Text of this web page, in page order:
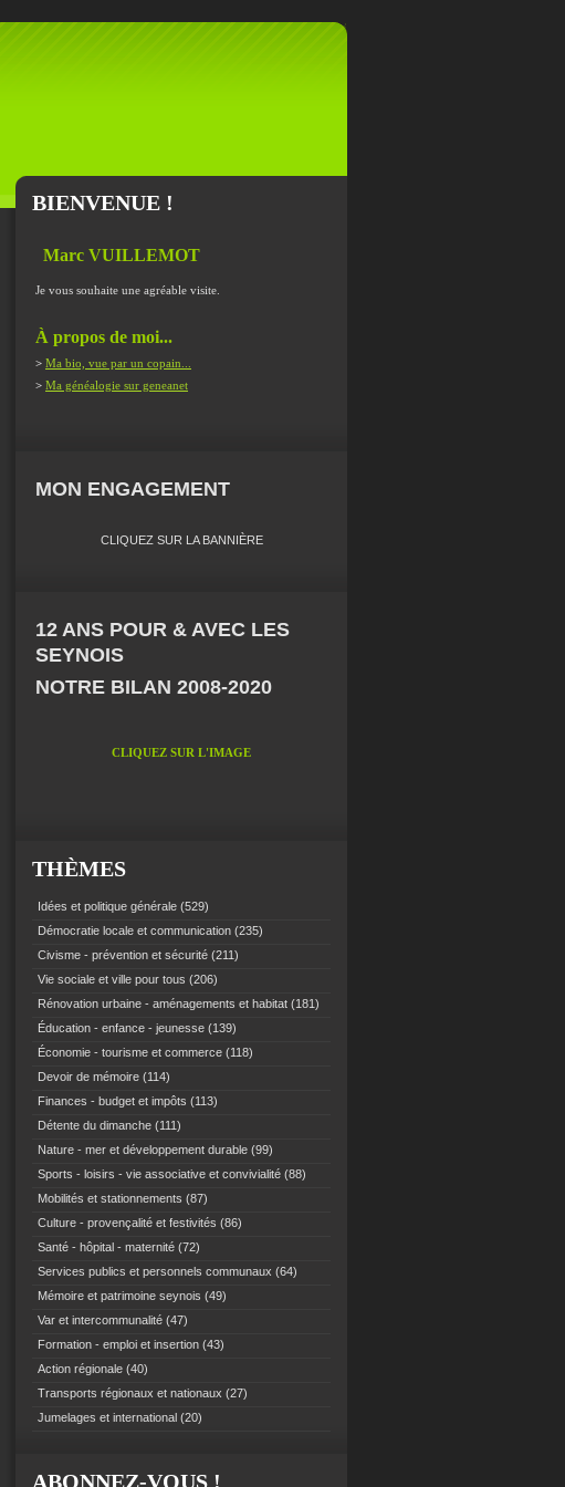
BIENVENUE !
Marc VUILLEMOT
Je vous souhaite une agréable visite.
À propos de moi...
> Ma bio, vue par un copain...
> Ma généalogie sur geneanet
MON ENGAGEMENT
CLIQUEZ SUR LA BANNIÈRE
12 ANS POUR & AVEC LES
SEYNOIS
NOTRE BILAN 2008-2020
CLIQUEZ SUR L'IMAGE
THÈMES
Idées et politique générale (529)
Démocratie locale et communication (235)
Civisme - prévention et sécurité (211)
Vie sociale et ville pour tous (206)
Rénovation urbaine - aménagements et habitat (181)
Éducation - enfance - jeunesse (139)
Économie - tourisme et commerce (118)
Devoir de mémoire (114)
Finances - budget et impôts (113)
Détente du dimanche (111)
Nature - mer et développement durable (99)
Sports - loisirs - vie associative et convivialité (88)
Mobilités et stationnements (87)
Culture - provençalité et festivités (86)
Santé - hôpital - maternité (72)
Services publics et personnels communaux (64)
Mémoire et patrimoine seynois (49)
Var et intercommunalité (47)
Formation - emploi et insertion (43)
Action régionale (40)
Transports régionaux et nationaux (27)
Jumelages et international (20)
ABONNEZ-VOUS !